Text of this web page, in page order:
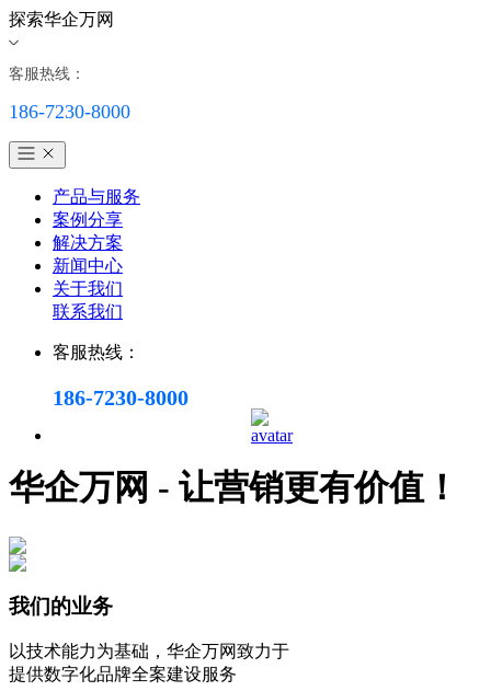
探索华企万网
客服热线：
186-7230-8000
产品与服务
案例分享
解决方案
新闻中心
关于我们
联系我们
客服热线：
186-7230-8000
华企万网 - 让营销更有价值！
我们的业务
以技术能力为基础，华企万网致力于
提供数字化品牌全案建设服务